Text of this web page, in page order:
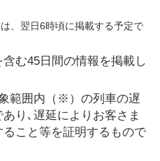
、翌日6時頃に掲載する予定で
む45日間の情報を掲載し
範囲内（※）の列車の遅
り､遅延によりお客さま
こと等を証明するもので